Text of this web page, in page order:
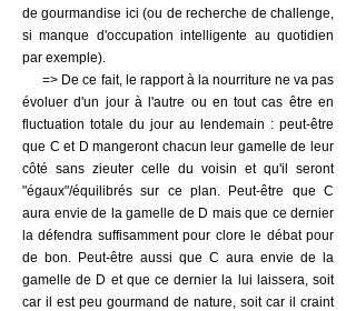
de gourmandise ici (ou de recherche de challenge,
si manque d'occupation intelligente au quotidien
par exemple).
=> De ce fait, le rapport à la nourriture ne va pas
évoluer d'un jour à l'autre ou en tout cas être en
fluctuation totale du jour au lendemain : peut-être
que C et D mangeront chacun leur gamelle de leur
côté sans zieuter celle du voisin et qu'il seront
"égaux"/équilibrés sur ce plan. Peut-être que C
aura envie de la gamelle de D mais que ce dernier
la défendra suffisamment pour clore le débat pour
de bon. Peut-être aussi que C aura envie de la
gamelle de D et que ce dernier la lui laissera, soit
car il est peu gourmand de nature, soit car il craint